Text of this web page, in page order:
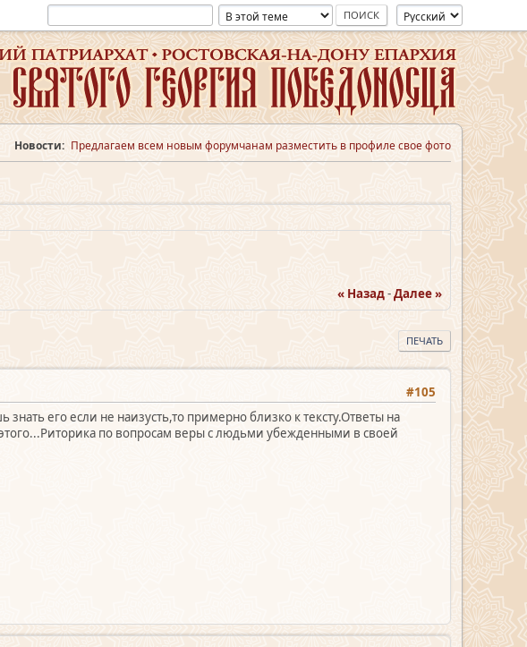
Новости: Предлагаем всем новым форумчанам разместить в профиле свое фото
« Назад-Далее »
ПЕЧАТЬ
#105
его если не наизусть,то примерно близко к тексту.Ответы на
по вопросам веры с людьми убежденными в своей